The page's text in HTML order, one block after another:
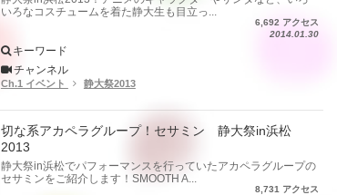
いろなコスチュームを着た静大生も目立っ...
6,692 アクセス
2014.01.30
キーワード
チャンネル
Ch.1 イベント 静大祭2013
切な系アカペラグループ！セサミン 静大祭in浜松
2013
静大祭in浜松でパフォーマンスを行っていたアカペラグループの
セサミンをご紹介します！SMOOTH A...
8,731 アクセス